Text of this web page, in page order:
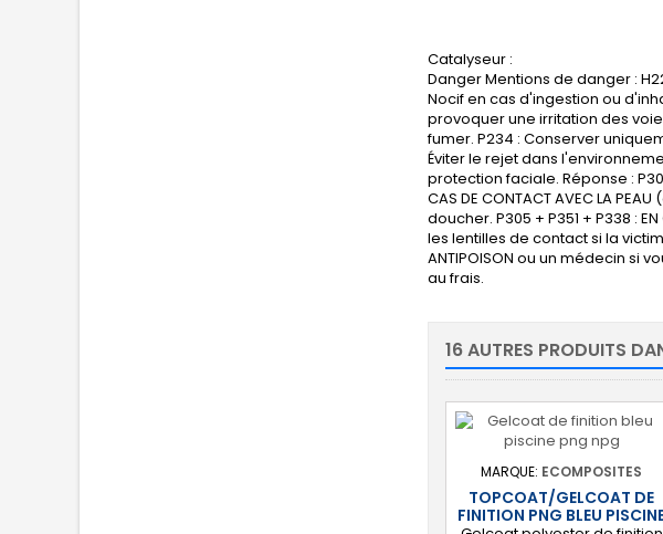
Catalyseur :
Danger Mentions de danger :
Nocif en cas d'ingestion ou
provoquer une irritation des
fumer. P234 : Conserver
Éviter le rejet dans
protection faciale. Réponse : P301
CAS DE CONTACT AVEC LA
doucher. P305 + P351 + P338 :
les lentilles de contact si la
ANTIPOISON ou un médecin si
au frais.
16 AUTRES PRODUITS
MARQUE: ECOMPOSITES
TOPCOAT/GELCOAT DE
FINITION PNG BLEU